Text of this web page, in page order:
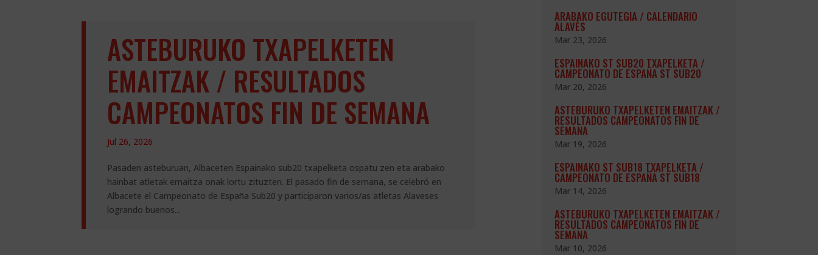
ASTEBURUKO TXAPELKETEN
EMAITZAK / RESULTADOS
CAMPEONATOS FIN DE SEMANA
Jul 26, 2026
Pasaden asteburuan, Albaceten Espainako sub20 txapelketa ospatu zen eta arabako
hainbat atletak emaitza onak lortu zituzten. El pasado fin de semana, se celebró en
Albacete el Campeonato de España Sub20 y participaron varios/as atletas Alaveses
logrando buenos...
ARABAKO EGUTEGIA / CALENDARIO
ALAVÉS
Mar 23, 2026
ESPAINAKO ST SUB20 TXAPELKETA /
CAMPEONATO DE ESPAÑA ST SUB20
Mar 20, 2026
ASTEBURUKO TXAPELKETEN EMAITZAK /
RESULTADOS CAMPEONATOS FIN DE
SEMANA
Mar 19, 2026
ESPAINAKO ST SUB18 TXAPELKETA /
CAMPEONATO DE ESPAÑA ST SUB18
Mar 14, 2026
ASTEBURUKO TXAPELKETEN EMAITZAK /
RESULTADOS CAMPEONATOS FIN DE
SEMANA
Mar 10, 2026